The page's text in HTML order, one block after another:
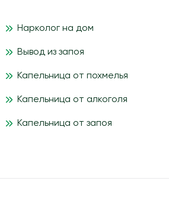
Нарколог на дом
Вывод из запоя
Капельница от похмелья
Капельница от алкоголя
Капельница от запоя